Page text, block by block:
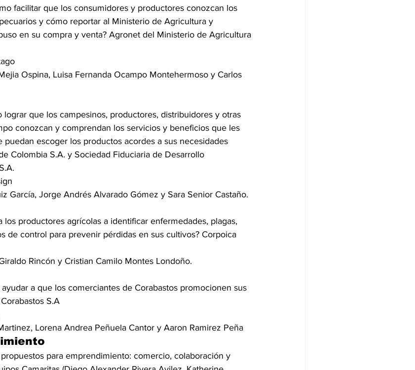
facilitar que los consumidores y productores conozcan los
y cómo reportar al Ministerio de Agricultura y
en su compra y venta? Agronet del Ministerio de Agricultura
Ospina, Luisa Fernanda Ocampo Montehermoso y Carlos
lograr que los campesinos, productores, distribuidores y otras
conozcan y comprendan los servicios y beneficios que les
puedan escoger los productos acordes a sus necesidades
Colombia S.A. y Sociedad Fiduciaria de Desarrollo
García, Jorge Andrés Alvarado Gómez y Sara Senior Castaño.
los productores agrícolas a identificar enfermedades, plagas,
de control para prevenir pérdidas en sus cultivos? Corpoica
Rincón y Cristian Camilo Montes Londoño.
ayudar a que los comerciantes de Corabastos promocionen sus
S.A
Lorena Andrea Peñuela Cantor y Aaron Ramirez Peña
para emprendimiento: comercio, colaboración y